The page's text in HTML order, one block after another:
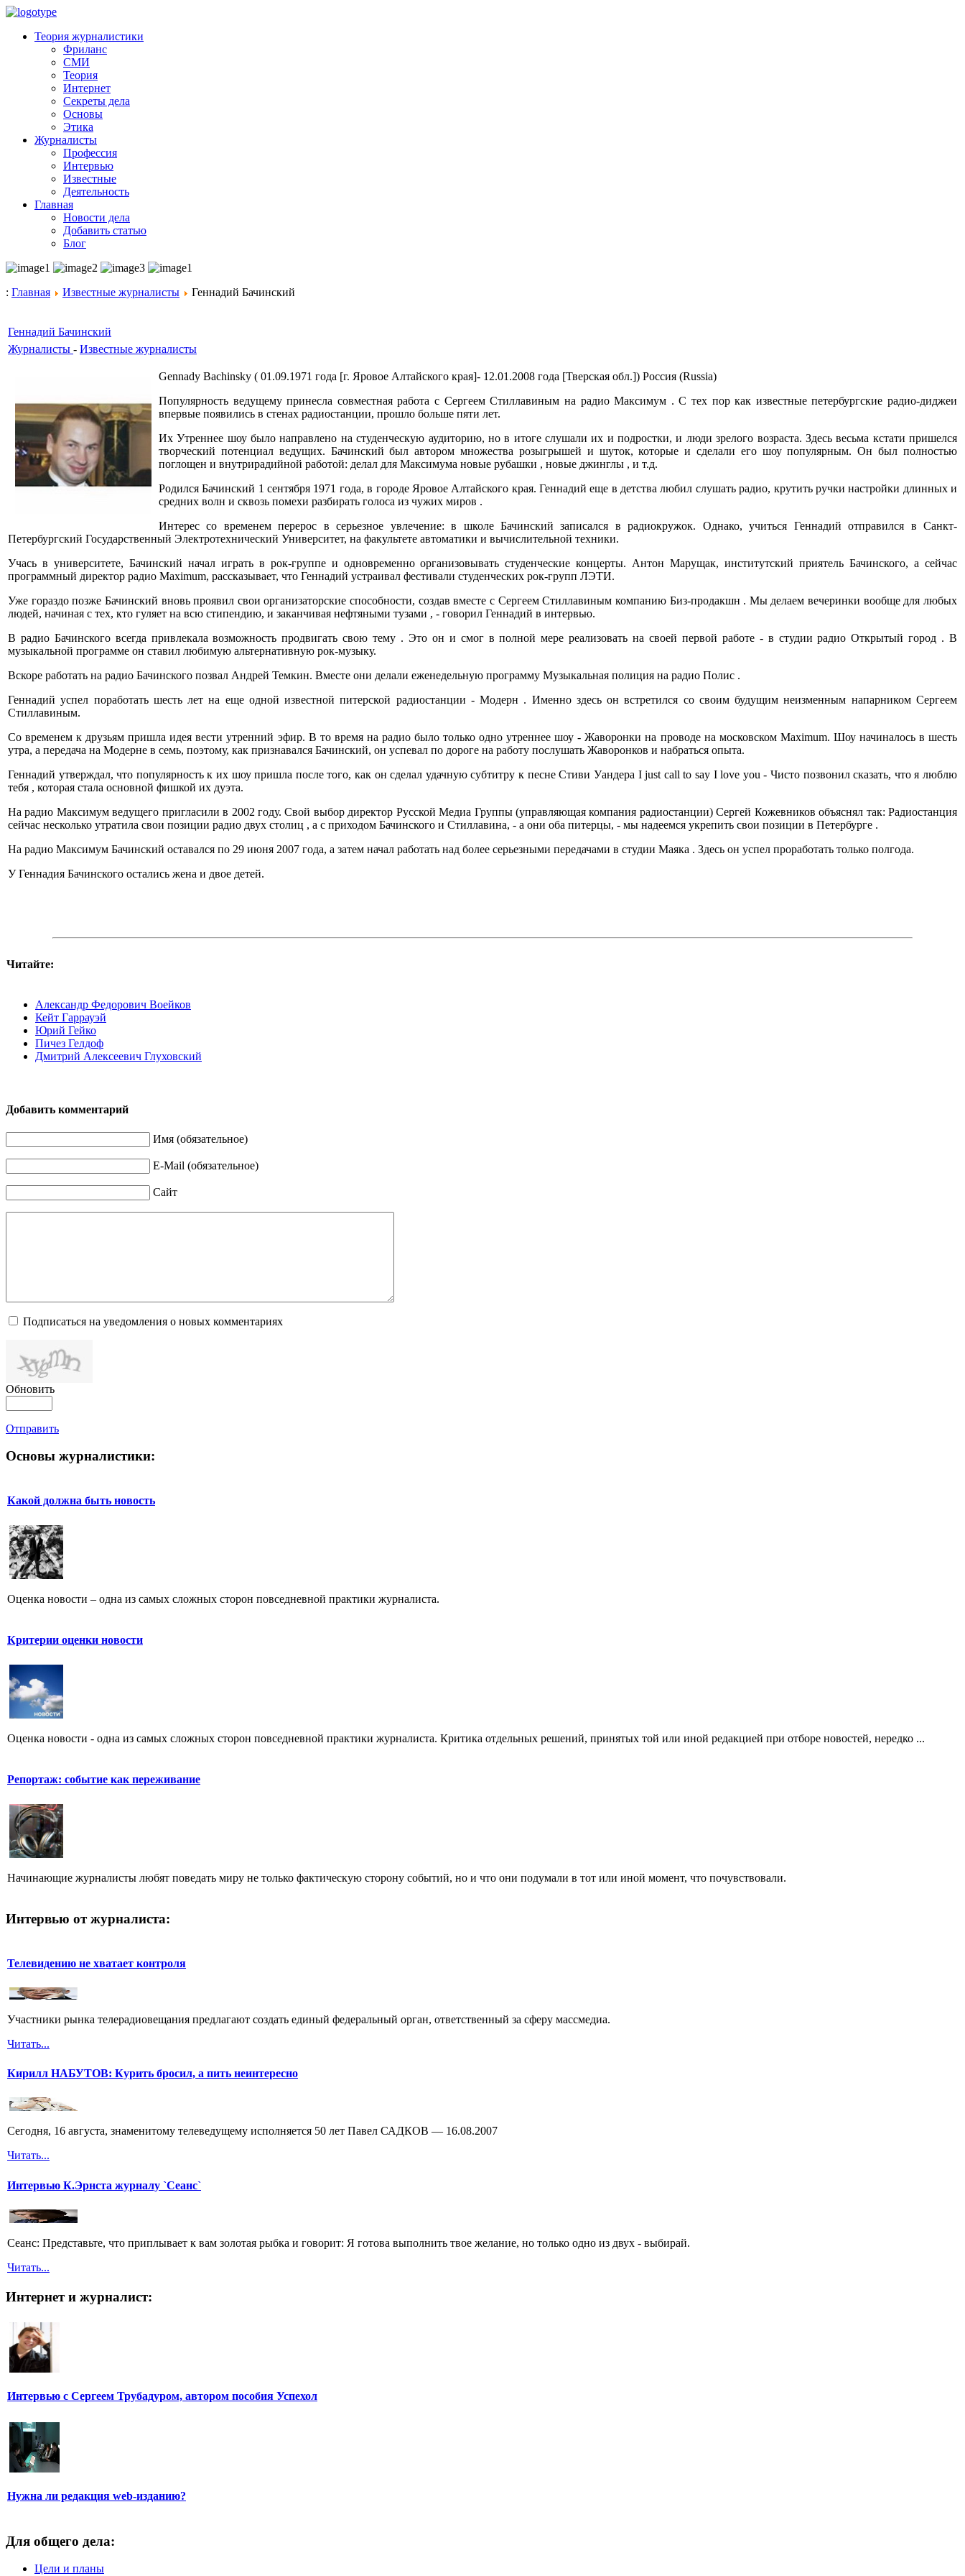
Теория журналистики
Фриланс
СМИ
Теория
Интернет
Секреты дела
Основы
Этика
Журналисты
Профессия
Интервью
Известные
Деятельность
Главная
Новости дела
Добавить статью
Блог
: Главная Известные журналисты Геннадий Бачинский
Геннадий Бачинский
Журналисты - Известные журналисты
Gennady Bachinsky ( 01.09.1971 года [г. Яровое Алтайского края]- 12.01.2008 года [Тверская обл.]) Россия (Russia)
Популярность ведущему принесла совместная работа с Сергеем Стиллавиным на радио Максимум . С тех пор как известные петербургские радио-диджеи
впервые появились в стенах радиостанции, прошло больше пяти лет.
Их Утреннее шоу было направлено на студенческую аудиторию, но в итоге слушали их и подростки, и люди зрелого возраста. Здесь весьма кстати пришелся
творческий потенциал ведущих. Бачинский был автором множества розыгрышей и шуток, которые и сделали его шоу популярным. Он был полностью
поглощен и внутрирадийной работой: делал для Максимума новые рубашки , новые джинглы , и т.д.
Родился Бачинский 1 сентября 1971 года, в городе Яровое Алтайского края. Геннадий еще в детства любил слушать радио, крутить ручки настройки длинных и
средних волн и сквозь помехи разбирать голоса из чужих миров .
Интерес со временем перерос в серьезное увлечение: в школе Бачинский записался в радиокружок. Однако, учиться Геннадий отправился в Санкт-
Петербургский Государственный Электротехнический Университет, на факультете автоматики и вычислительной техники.
Учась в университете, Бачинский начал играть в рок-группе и одновременно организовывать студенческие концерты. Антон Марущак, институтский приятель Бачинского, а сейчас
программный директор радио Maximum, рассказывает, что Геннадий устраивал фестивали студенческих рок-групп ЛЭТИ.
Уже гораздо позже Бачинский вновь проявил свои организаторские способности, создав вместе с Сергеем Стиллавиным компанию Биз-продакшн . Мы делаем вечеринки вообще для любых
людей, начиная с тех, кто гуляет на всю стипендию, и заканчивая нефтяными тузами , - говорил Геннадий в интервью.
В радио Бачинского всегда привлекала возможность продвигать свою тему . Это он и смог в полной мере реализовать на своей первой работе - в студии радио Открытый город . В
музыкальной программе он ставил любимую альтернативную рок-музыку.
Вскоре работать на радио Бачинского позвал Андрей Темкин. Вместе они делали еженедельную программу Музыкальная полиция на радио Полис .
Геннадий успел поработать шесть лет на еще одной известной питерской радиостанции - Модерн . Именно здесь он встретился со своим будущим неизменным напарником Сергеем
Стиллавиным.
Со временем к друзьям пришла идея вести утренний эфир. В то время на радио было только одно утреннее шоу - Жаворонки на проводе на московском Maximum. Шоу начиналось в шесть
утра, а передача на Модерне в семь, поэтому, как признавался Бачинский, он успевал по дороге на работу послушать Жаворонков и набраться опыта.
Геннадий утверждал, что популярность к их шоу пришла после того, как он сделал удачную субтитру к песне Стиви Уандера I just call to say I love you - Чисто позвонил сказать, что я люблю
тебя , которая стала основной фишкой их дуэта.
На радио Максимум ведущего пригласили в 2002 году. Свой выбор директор Русской Медиа Группы (управляющая компания радиостанции) Сергей Кожевников объяснял так: Радиостанция
сейчас несколько утратила свои позиции радио двух столиц , а с приходом Бачинского и Стиллавина, - а они оба питерцы, - мы надеемся укрепить свои позиции в Петербурге .
На радио Максимум Бачинский оставался по 29 июня 2007 года, а затем начал работать над более серьезными передачами в студии Маяка . Здесь он успел проработать только полгода.
У Геннадия Бачинского остались жена и двое детей.
Читайте:
Александр Федорович Воейков
Кейт Гаррауэй
Юрий Гейко
Пичез Гелдоф
Дмитрий Алексеевич Глуховский
Добавить комментарий
Имя (обязательное)
E-Mail (обязательное)
Сайт
Подписаться на уведомления о новых комментариях
Обновить
Отправить
Основы журналистики:
Какой должна быть новость
Оценка новости – одна из самых сложных сторон повседневной практики журналиста.
Критерии оценки новости
Оценка новости - одна из самых сложных сторон повседневной практики журналиста. Критика отдельных решений, принятых той или иной редакцией при отборе новостей, нередко ...
Репортаж: событие как переживание
Начинающие журналисты любят поведать миру не только фактическую сторону событий, но и что они подумали в тот или иной момент, что почувствовали.
Интервью от журналиста:
Телевидению не хватает контроля
Участники рынка телерадиовещания предлагают создать единый федеральный орган, ответственный за сферу массмедиа.
Читать...
Кирилл НАБУТОВ: Курить бросил, а пить неинтересно
Сегодня, 16 августа, знаменитому телеведущему исполняется 50 лет Павел САДКОВ — 16.08.2007
Читать...
Интервью К.Эрнста журналу `Сеанс`
Сеанс: Представьте, что приплывает к вам золотая рыбка и говорит: Я готова выполнить твое желание, но только одно из двух - выбирай.
Читать...
Интернет и журналист:
Интервью с Сергеем Трубадуром, автором пособия Успехол
Нужна ли редакция web-изданию?
Для общего дела:
Цели и планы